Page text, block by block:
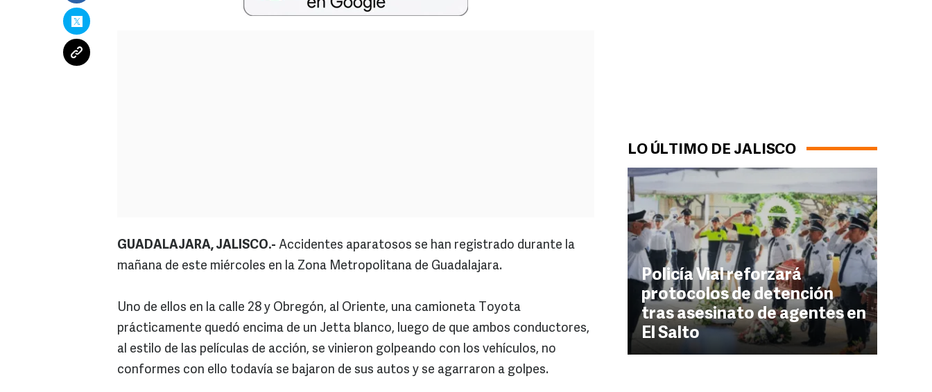
LO ÚLTIMO DE JALISCO
Policía Vial reforzará
protocolos de detención
tras asesinato de agentes en
El Salto
GUADALAJARA, JALISCO.- Accidentes aparatosos se han registrado durante la
mañana de este miércoles en la Zona Metropolitana de Guadalajara.
Uno de ellos en la calle 28 y Obregón, al Oriente, una camioneta Toyota
prácticamente quedó encima de un Jetta blanco, luego de que ambos conductores,
al estilo de las películas de acción, se vinieron golpeando con los vehículos, no
conformes con ello todavía se bajaron de sus autos y se agarraron a golpes.